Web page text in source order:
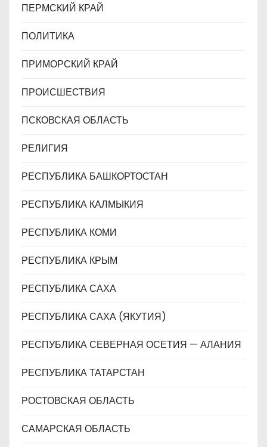
ПЕРМСКИЙ КРАЙ
ПОЛИТИКА
ПРИМОРСКИЙ КРАЙ
ПРОИСШЕСТВИЯ
ПСКОВСКАЯ ОБЛАСТЬ
РЕЛИГИЯ
РЕСПУБЛИКА БАШКОРТОСТАН
РЕСПУБЛИКА КАЛМЫКИЯ
РЕСПУБЛИКА КОМИ
РЕСПУБЛИКА КРЫМ
РЕСПУБЛИКА САХА
РЕСПУБЛИКА САХА (ЯКУТИЯ)
РЕСПУБЛИКА СЕВЕРНАЯ ОСЕТИЯ — АЛАНИЯ
РЕСПУБЛИКА ТАТАРСТАН
РОСТОВСКАЯ ОБЛАСТЬ
САМАРСКАЯ ОБЛАСТЬ